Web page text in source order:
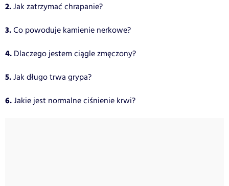
2.Jak zatrzymać chrapanie?
3.Co powoduje kamienie nerkowe?
4. Dlaczego jestem ciągle zmęczony?
5.Jak długo trwa grypa?
6.Jakie jest normalne ciśnienie krwi?